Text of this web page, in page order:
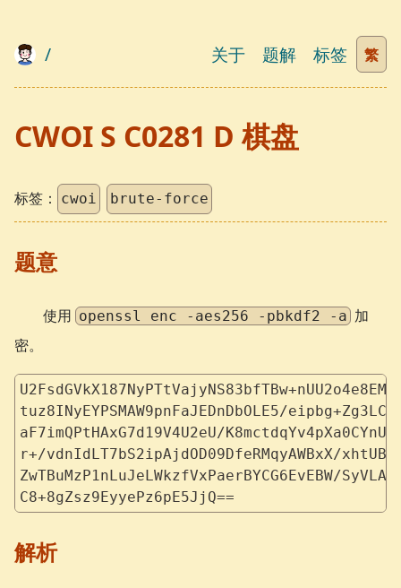
/ 关于 题解 标签 繁
CWOI S C0281 D 棋盘
标签： cwoi brute-force
题意
使用 openssl enc -aes256 -pbkdf2 -a 加
密。
tuz8INyEYPSMAW9pnFaJEDnDbOLE5/
aF7imQPtHAxG7d19V4U2eU/
r+/vdnIdLT7bS2ipAjdOD09DfeRMqyAWBxX/
ZwTBuMzP1nLuJeLWkzfVxPaerBYCG6EvEBW/
C8+8gZsz9EyyePz6pE5JjQ==
解析